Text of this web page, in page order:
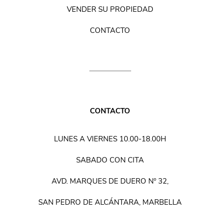
VENDER SU PROPIEDAD
CONTACTO
CONTACTO
LUNES A VIERNES 10.00-18.00H
SABADO CON CITA
AVD. MARQUES DE DUERO Nº 32,
SAN PEDRO DE ALCÁNTARA, MARBELLA